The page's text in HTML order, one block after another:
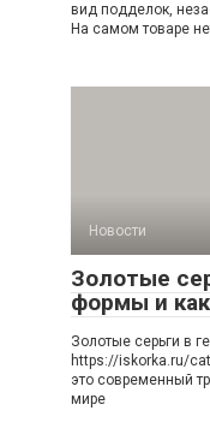
вид подделок,
На самом товаре
Новости
Золотые
формы и
Золотые серьги в
https://iskorka.ru/
это современный
мире